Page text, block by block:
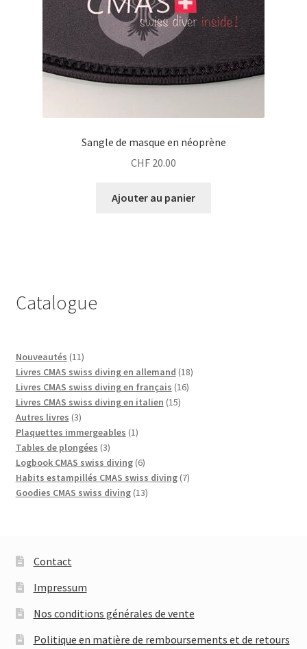
Sangle de masque en néoprène
CHF 20.00
Ajouter au panier
Catalogue
Nouveautés 1111
produits
Livres CMAS swiss diving en allemand 1818
Livres CMAS swiss diving en français 1616
Livres CMAS swiss diving en italien 1515
Autres livres 33
produits
Plaquettes immergeables 11
Tables de plongées 33
produits
Logbook CMAS swiss diving 66
produits
Habits estampillés CMAS swiss diving 77
Goodies CMAS swiss diving 1313
Contact
Impressum
Nos conditions générales de vente
Politique en matière de remboursements et de retours